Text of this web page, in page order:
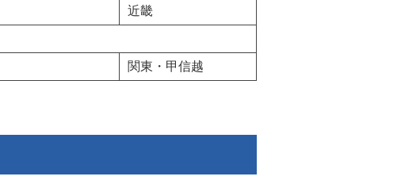
近畿
関東・甲信越